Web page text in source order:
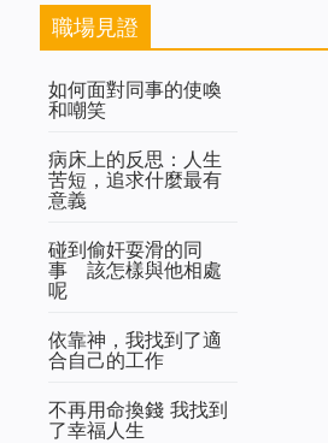
職場見證
如何面對同事的使喚
和嘲笑
病床上的反思：人生
苦短，追求什麼最有
意義
碰到偷奸耍滑的同
事 該怎樣與他相處
呢
依靠神，我找到了適
合自己的工作
不再用命換錢 我找到
了幸福人生